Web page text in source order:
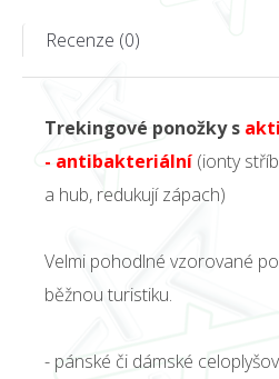
Recenze (0)
Trekingové ponožky s
- antibakteriální (ionty
a hub, redukují zápach)
Velmi pohodlné vzorované
běžnou turistiku.
- pánské či dámské